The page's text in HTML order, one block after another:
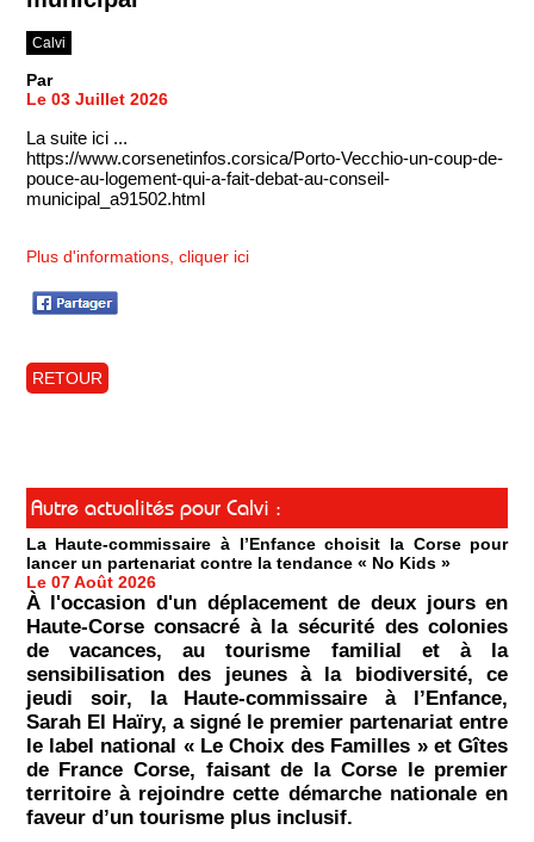
Calvi
Par
Le 03 Juillet 2026
La suite ici ...
https://www.corsenetinfos.corsica/Porto-Vecchio-un-coup-de-
pouce-au-logement-qui-a-fait-debat-au-conseil-
municipal_a91502.html
Plus d'informations, cliquer ici
RETOUR
Autre actualités pour Calvi :
La Haute-commissaire à l’Enfance choisit la Corse pour
lancer un partenariat contre la tendance « No Kids »
Le 07 Août 2026
À l'occasion d'un déplacement de deux jours en
Haute-Corse consacré à la sécurité des colonies
de vacances, au tourisme familial et à la
sensibilisation des jeunes à la biodiversité, ce
jeudi soir, la Haute-commissaire à l’Enfance,
Sarah El Haïry, a signé le premier partenariat entre
le label national « Le Choix des Familles » et Gîtes
de France Corse, faisant de la Corse le premier
territoire à rejoindre cette démarche nationale en
faveur d’un tourisme plus inclusif.